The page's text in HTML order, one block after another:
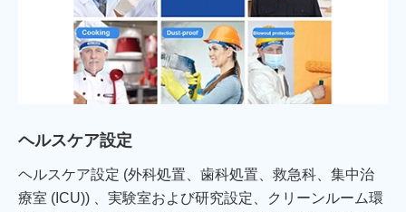
ヘルスケア設定
ヘルスケア設定 (外科処置、歯科処置、救急科、集中治
療室 (ICU)) 、実験室および研究設定、クリーンルーム環